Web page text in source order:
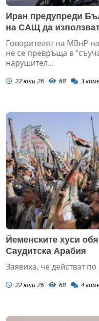
Иран предупреди
на САЩ да
Говорителят на МВнР
не се превръща в
нарушител...
22 юли 26 68 3
Йеменските хуси
Саудитска Арабия
Заявиха, че действат
22 юли 26 68 4